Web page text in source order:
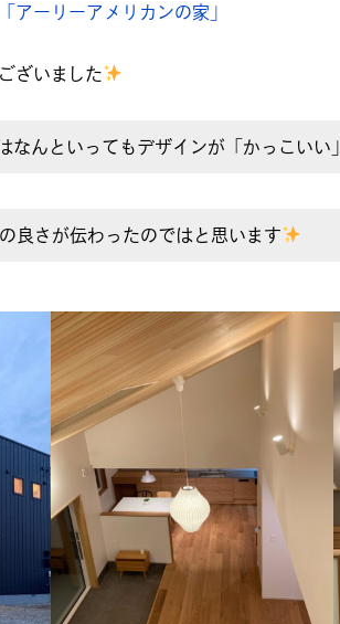
アーリーアメリカンの家」
ざいました
なんといってもデザインが「かっこいい」
良さが伝わったのではと思います